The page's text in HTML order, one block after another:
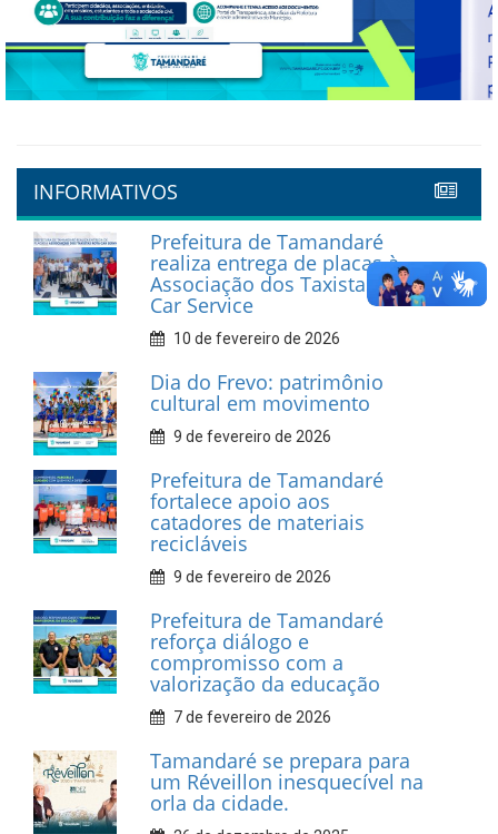
Previous Next
INFORMATIVOS
Prefeitura de Tamandaré
realiza entrega de placas à
Associação dos Taxistas Rota
Car Service
10 de fevereiro de 2026
Dia do Frevo: patrimônio
cultural em movimento
9 de fevereiro de 2026